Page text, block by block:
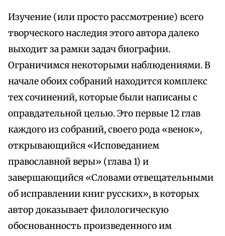
Изучение (или просто рассмотрение) всего
творческого наследия этого автора далеко
выходит за рамки задач биографии.
Ограничимся некоторыми наблюдениями. В
начале обоих собраний находится комплекс
тех сочинений, которые были написаны с
оправдательной целью. Это первые 12 глав
каждого из собраний, своего рода «венок»,
открывающийся «Исповеданием
православной веры» (глава 1) и
завершающийся «Словами отвещательными
об исправлении книг русских», в которых
автор доказывает филологическую
обоснованность произведенного им